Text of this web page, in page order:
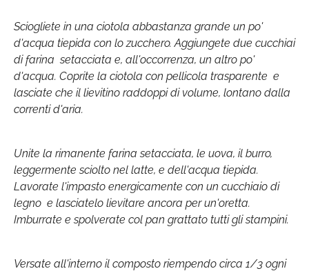
Sciogliete in una ciotola abbastanza grande un po'
d'acqua tiepida con lo zucchero. Aggiungete due cucchiai
di farina setacciata e, all'occorrenza, un altro po'
d'acqua. Coprite la ciotola con pellicola trasparente e
lasciate che il lievitino raddoppi di volume, lontano dalla
correnti d'aria.
Unite la rimanente farina setacciata, le uova, il burro,
leggermente sciolto nel latte, e dell'acqua tiepida.
Lavorate l'impasto energicamente con un cucchiaio di
legno e lasciatelo lievitare ancora per un'oretta.
Imburrate e spolverate col pan grattato tutti gli stampini.
Versate all'interno il composto riempendo circa 1/3 ogni